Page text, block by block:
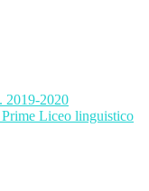
2019-2020
Liceo linguistico